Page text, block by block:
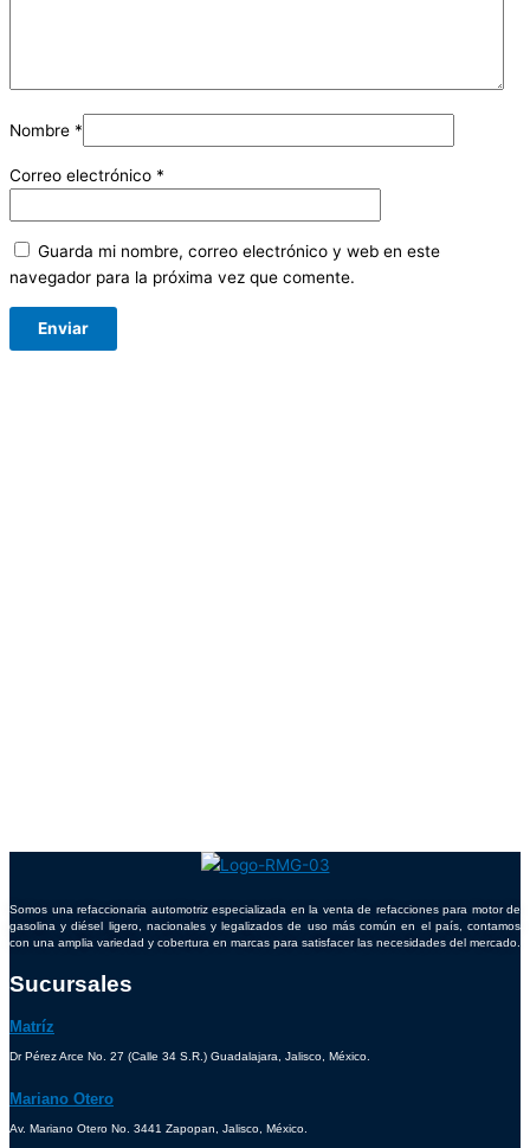
Nombre *
Correo electrónico *
Guarda mi nombre, correo electrónico y web en este
navegador para la próxima vez que comente.
Somos una refaccionaria automotriz especializada en la venta de refacciones para motor de
gasolina y diésel ligero, nacionales y legalizados de uso más común en el país, contamos
con una amplia variedad y cobertura en marcas para satisfacer las necesidades del mercado.
Sucursales
Matríz
Dr Pérez Arce No. 27 (Calle 34 S.R.) Guadalajara, Jalisco, México.
Mariano Otero
Av. Mariano Otero No. 3441 Zapopan, Jalisco, México.